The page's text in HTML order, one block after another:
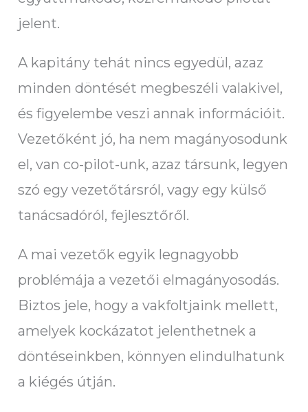
jelent.
A kapitány tehát nincs egyedül, azaz
minden döntését megbeszéli valakivel,
és figyelembe veszi annak információit.
Vezetőként jó, ha nem magányosodunk
el, van co-pilot-unk, azaz társunk, legyen
szó egy vezetőtársról, vagy egy külső
tanácsadóról, fejlesztőről.
A mai vezetők egyik legnagyobb
problémája a vezetői elmagányosodás.
Biztos jele, hogy a vakfoltjaink mellett,
amelyek kockázatot jelenthetnek a
döntéseinkben, könnyen elindulhatunk
a kiégés útján.